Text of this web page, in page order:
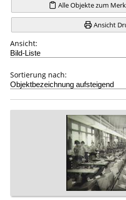
Alle Objekte zum
Ansicht
Ansicht:
Sortierung nach: